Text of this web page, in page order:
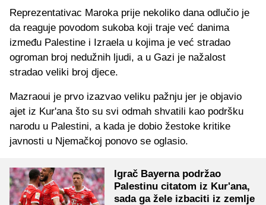
Reprezentativac Maroka prije nekoliko dana odlučio je
da reaguje povodom sukoba koji traje već danima
između Palestine i Izraela u kojima je već stradao
ogroman broj nedužnih ljudi, a u Gazi je nažalost
stradao veliki broj djece.
Mazraoui je prvo izazvao veliku pažnju jer je objavio
ajet iz Kur'ana što su svi odmah shvatili kao podršku
narodu u Palestini, a kada je dobio žestoke kritike
javnosti u Njemačkoj ponovo se oglasio.
Igrač Bayerna podržao
Palestinu citatom iz Kur'ana,
sada ga žele izbaciti iz zemlje